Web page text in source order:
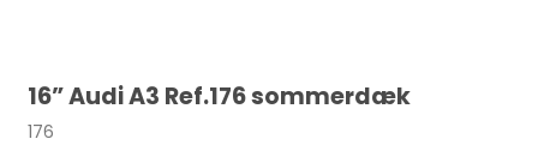
16” Audi A3 Ref.176 sommerdæk
176